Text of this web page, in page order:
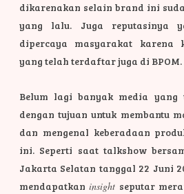
dikarenakan selain brand ini
yang lalu. Juga reputasinya
dipercaya masyarakat karena
yang telah terdaftar juga di BPOM.
Belum lagi banyak media yang
dengan tujuan untuk membantu
dan mengenal keberadaan
ini. Seperti saat talkshow
Jakarta Selatan tanggal 22 Juni
mendapatkaninsight seputar